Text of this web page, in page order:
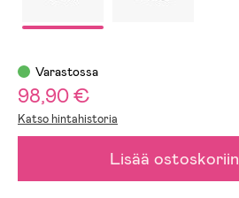
Varastossa
98,90 €
Katso hintahistoria
Lisää ostoskoriin